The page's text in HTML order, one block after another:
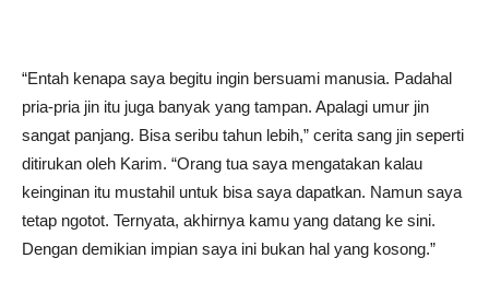
“Entah kenapa saya begitu ingin bersuami manusia. Padahal
pria-pria jin itu juga banyak yang tampan. Apalagi umur jin
sangat panjang. Bisa seribu tahun lebih,” cerita sang jin seperti
ditirukan oleh Karim. “Orang tua saya mengatakan kalau
keinginan itu mustahil untuk bisa saya dapatkan. Namun saya
tetap ngotot. Ternyata, akhirnya kamu yang datang ke sini.
Dengan demikian impian saya ini bukan hal yang kosong.”